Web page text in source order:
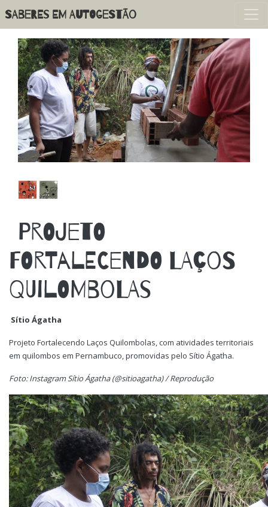
para
o
conteúdo
principal
SABERES EM AUTOGESTÃO
PROJETO
FORTALECENDO LAÇOS
QUILOMBOLAS
Sítio Ágatha
Projeto Fortalecendo Laços Quilombolas, com atividades territoriais
em quilombos em Pernambuco, promovidas pelo Sítio Ágatha.
Foto: Instagram Sítio Ágatha (@sitioagatha) / Reprodução